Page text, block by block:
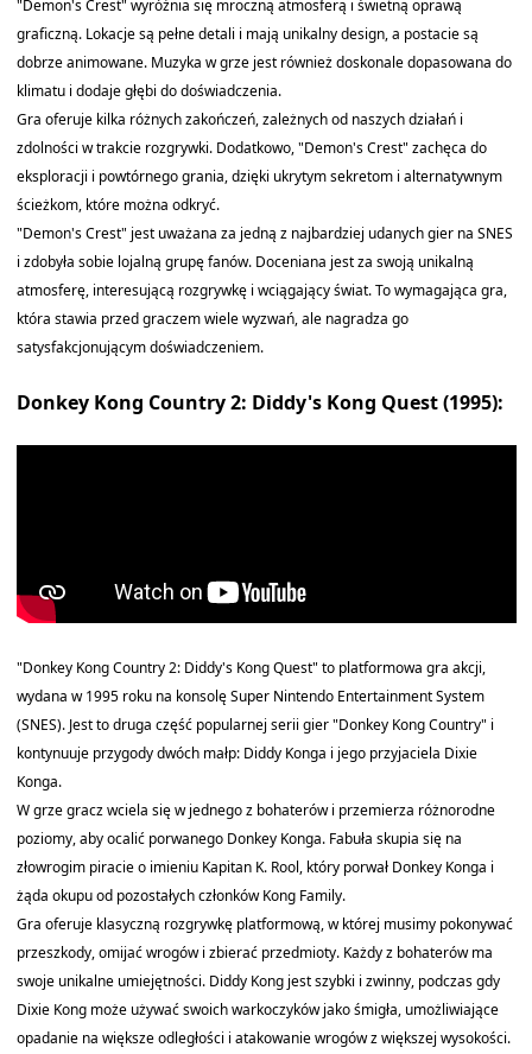
"Demon's Crest" wyróżnia się mroczną atmosferą i świetną oprawą
graficzną. Lokacje są pełne detali i mają unikalny design, a postacie są
dobrze animowane. Muzyka w grze jest również doskonale dopasowana do
klimatu i dodaje głębi do doświadczenia.
Gra oferuje kilka różnych zakończeń, zależnych od naszych działań i
zdolności w trakcie rozgrywki. Dodatkowo, "Demon's Crest" zachęca do
eksploracji i powtórnego grania, dzięki ukrytym sekretom i alternatywnym
ścieżkom, które można odkryć.
"Demon's Crest" jest uważana za jedną z najbardziej udanych gier na SNES
i zdobyła sobie lojalną grupę fanów. Doceniana jest za swoją unikalną
atmosferę, interesującą rozgrywkę i wciągający świat. To wymagająca gra,
która stawia przed graczem wiele wyzwań, ale nagradza go
satysfakcjonującym doświadczeniem.
Donkey Kong Country 2: Diddy's Kong Quest (1995):
"Donkey Kong Country 2: Diddy's Kong Quest" to platformowa gra akcji,
wydana w 1995 roku na konsolę Super Nintendo Entertainment System
(SNES). Jest to druga część popularnej serii gier "Donkey Kong Country" i
kontynuuje przygody dwóch małp: Diddy Konga i jego przyjaciela Dixie
Konga.
W grze gracz wciela się w jednego z bohaterów i przemierza różnorodne
poziomy, aby ocalić porwanego Donkey Konga. Fabuła skupia się na
złowrogim piracie o imieniu Kapitan K. Rool, który porwał Donkey Konga i
żąda okupu od pozostałych członków Kong Family.
Gra oferuje klasyczną rozgrywkę platformową, w której musimy pokonywać
przeszkody, omijać wrogów i zbierać przedmioty. Każdy z bohaterów ma
swoje unikalne umiejętności. Diddy Kong jest szybki i zwinny, podczas gdy
Dixie Kong może używać swoich warkoczyków jako śmigła, umożliwiające
opadanie na większe odległości i atakowanie wrogów z większej wysokości.